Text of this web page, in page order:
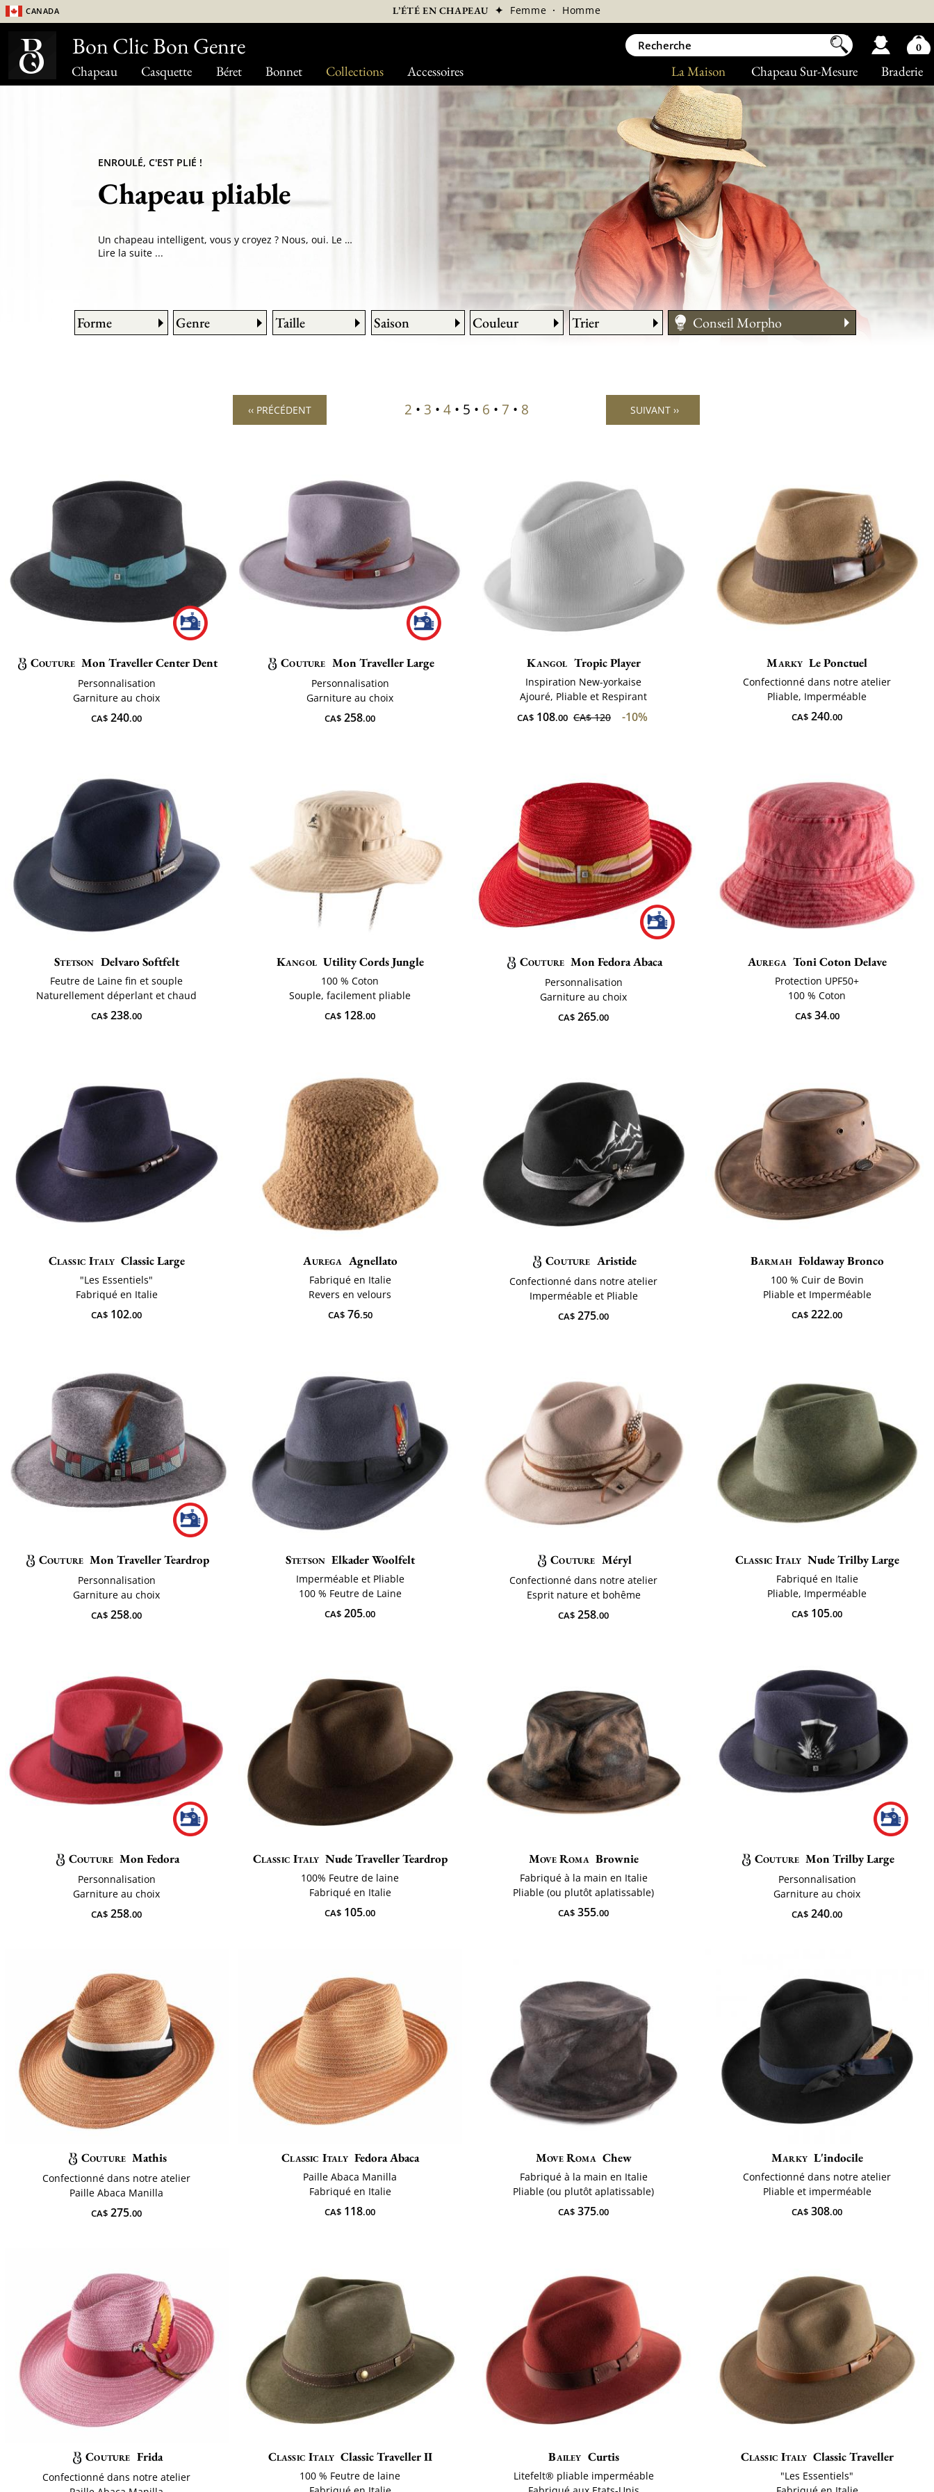
Chapeau Casquette Béret Bonnet Collections Accessoires Braderie
Chapeau Sur-Mesure
La Maison
Canada L’ÉTÉ EN CHAPEAU ✦ Femme · Homme
ENROULÉ, C'EST PLIÉ !
Chapeau pliable
Un chapeau intelligent, vous y croyez ? Nous, oui. Le « smart-hat » dit à l’américaine, aussi appelé « chapeau pliable » ou « chapeau enroulable », ce couvre-chef n’est pas une invention qui date d’hier, mais qui n’était pas très répandue jusqu’au XXIe siècle. Nous vivons une époque formidable avec une génération de voyageurs et d’aventuriers qui souhaitent découvrir le monde. Souple et léger, c’est le compagnon parfait pour les aventuriers cherchant un couvre-chef capable de les suivre dans toutes leurs aventures. Un chapeau peut prendre de la place lorsque vous voyagez, mais un chapeau pliable amplement moins, vous pourrez ainsi voyager à travers les 7 mers, en gardant du style.
Lire la suite ...
Forme Genre Taille Saison Couleur Trier
Conseil Morpho
Entretien
‹‹ PRÉCÉDENT 2 • 3 • 4• 5 • 6 • 7 • 8 SUIVANT ››
Couture Mon Traveller Center Dent
Personnalisation
Garniture au choix
CA$ 240.00
Couture Mon Traveller Large
Personnalisation
Garniture au choix
CA$ 258.00
Kangol Tropic Player
Inspiration New-yorkaise
Ajouré, Pliable et Respirant
CA$108.00 CA$ 120 -10%
Marky Le Ponctuel
Confectionné dans notre atelier
Pliable, Imperméable
CA$ 240.00
Stetson Delvaro Softfelt
Feutre de Laine fin et souple
Naturellement déperlant et chaud
CA$ 238.00
Kangol Utility Cords Jungle
100 % Coton
Souple, facilement pliable
CA$ 128.00
Couture Mon Fedora Abaca
Personnalisation
Garniture au choix
CA$ 265.00
Aurega Toni Coton Delave
Protection UPF50+
100 % Coton
CA$34.00
Classic Italy Classic Large
"Les Essentiels"
Fabriqué en Italie
CA$ 102.00
Aurega Agnellato
Fabriqué en Italie
Revers en velours
CA$76.50
Couture Aristide
Confectionné dans notre atelier
Imperméable et Pliable
CA$ 275.00
Barmah Foldaway Bronco
100 % Cuir de Bovin
Pliable et Imperméable
CA$ 222.00
Couture Mon Traveller Teardrop
Personnalisation
Garniture au choix
CA$ 258.00
Stetson Elkader Woolfelt
Imperméable et Pliable
100 % Feutre de Laine
CA$ 205.00
Couture Méryl
Confectionné dans notre atelier
Esprit nature et bohême
CA$ 258.00
Classic Italy Nude Trilby Large
Fabriqué en Italie
Pliable, Imperméable
CA$ 105.00
Couture Mon Fedora
Personnalisation
Garniture au choix
CA$ 258.00
Classic Italy Nude Traveller Teardrop
100% Feutre de laine
Fabriqué en Italie
CA$ 105.00
Move Roma Brownie
Fabriqué à la main en Italie
Pliable (ou plutôt aplatissable)
CA$ 355.00
Couture Mon Trilby Large
Personnalisation
Garniture au choix
CA$ 240.00
Couture Mathis
Confectionné dans notre atelier
Paille Abaca Manilla
CA$ 275.00
Classic Italy Fedora Abaca
Paille Abaca Manilla
Fabriqué en Italie
CA$ 118.00
Move Roma Chew
Fabriqué à la main en Italie
Pliable (ou plutôt aplatissable)
CA$ 375.00
Marky L'indocile
Confectionné dans notre atelier
Pliable et imperméable
CA$ 308.00
Couture Frida
Confectionné dans notre atelier
Classic Italy Classic Traveller II
100 % Feutre de laine
Bailey Curtis
Litefelt® pliable imperméable
Classic Italy Classic Traveller
"Les Essentiels"
Bon Clic Bon Genre 0